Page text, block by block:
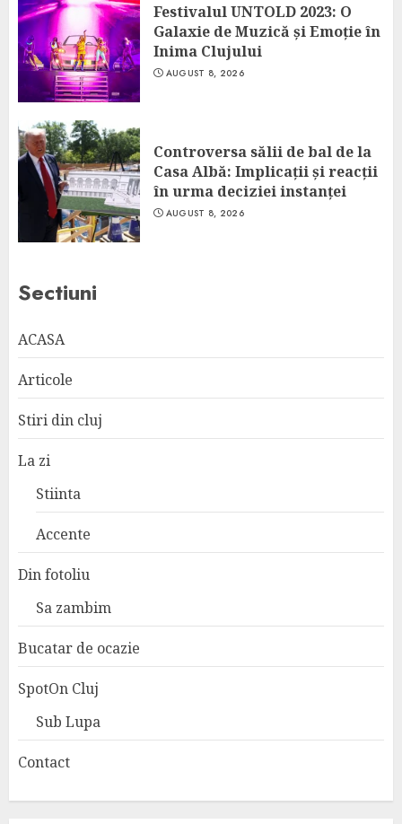
Festivalul UNTOLD 2023: O
Galaxie de Muzică și Emoție în
Inima Clujului
AUGUST 8, 2026
Controversa sălii de bal de la
Casa Albă: Implicații și reacții
în urma deciziei instanței
AUGUST 8, 2026
Sectiuni
ACASA
Articole
Stiri din cluj
La zi
Stiinta
Accente
Din fotoliu
Sa zambim
Bucatar de ocazie
SpotOn Cluj
Sub Lupa
Contact